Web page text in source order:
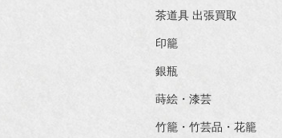
茶道具 出張買取
印籠
銀瓶
蒔絵・漆芸
竹籠・竹芸品・花籠